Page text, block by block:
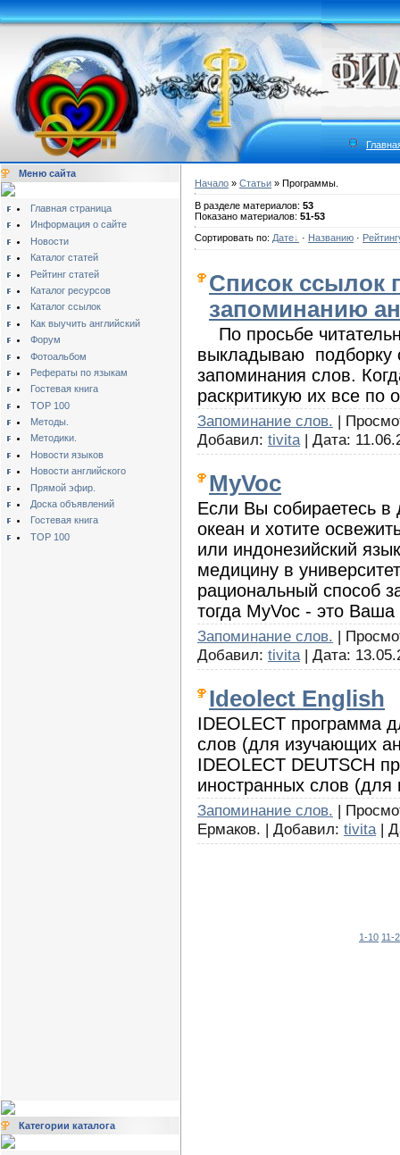
Меню сайта
Главная страница
Информация о сайте
Новости
Каталог статей
Рейтинг статей
Каталог ресурсов
Каталог ссылок
Как выучить английский
Форум
Фотоальбом
Рефераты по языкам
Гостевая книга
TOP 100
Методы.
Методики.
Новости языков
Новости английского
Прямой эфир.
Доска объявлений
Гостевая книга
TOP 100
Категории каталога
Начало » Статьи » Программы.
В разделе материалов: 53
Показано материалов: 51-53
Сортировать по: Дате · Названию ·
Список ссылок
запоминанию
По просьбе
выкладываю подборку
запоминания слов.
раскритикую их все по
Запоминание слов. |
Добавил: tivita | Дата:
MyVoc
Если Вы собираетесь в
океан и хотите
или индонезийский
медицину в
рациональный способ
тогда MyVoc - это
Запоминание слов. |
Добавил: tivita | Дата:
Ideolect English
IDEOLECT программа
слов (для изучающих
IDEOLECT DEUTSCH
иностранных слов
Запоминание слов. |
Ермаков. | Добавил: tivita |
1-10 11-